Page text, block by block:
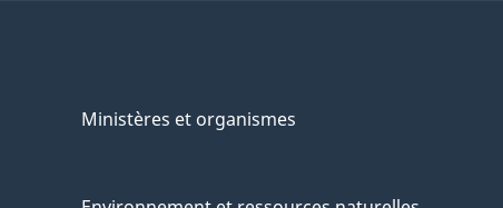
Ministères et organismes